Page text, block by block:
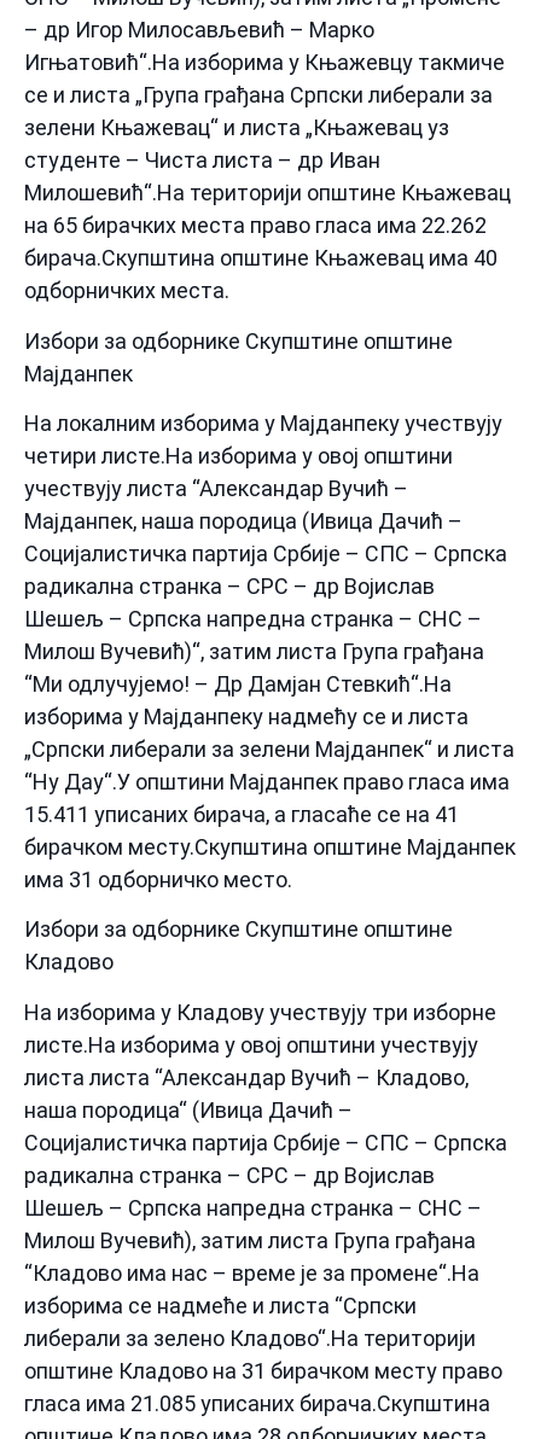
– др Игор Милосављевић – Марко
Игњатовић“.На изборима у Књажевцу такмиче
се и листа „Група грађана Српски либерали за
зелени Књажевац“ и листа „Књажевац уз
студенте – Чиста листа – др Иван
Милошевић“.На територији општине Књажевац
на 65 бирачких места право гласа има 22.262
бирача.Скупштина општине Књажевац има 40
одборничких места.
Избори за одборнике Скупштине општине
Мајданпек
На локалним изборима у Мајданпеку учествују
четири листе.На изборима у овој општини
учествују листа “Александар Вучић –
Мајданпек, наша породица (Ивица Дачић –
Социјалистичка партија Србије – СПС – Српска
радикална странка – СРС – др Војислав
Шешељ – Српска напредна странка – СНС –
Милош Вучевић)“, затим листа Група грађана
“Ми одлучујемо! – Др Дамјан Стевкић“.На
изборима у Мајданпеку надмећу се и листа
„Српски либерали за зелени Мајданпек“ и листа
“Ну Дау“.У општини Мајданпек право гласа има
15.411 уписаних бирача, а гласаће се на 41
бирачком месту.Скупштина општине Мајданпек
има 31 одборничко место.
Избори за одборнике Скупштине општине
Кладово
На изборима у Кладову учествују три изборне
листе.На изборима у овој општини учествују
листа листа “Александар Вучић – Кладово,
наша породица“ (Ивица Дачић –
Социјалистичка партија Србије – СПС – Српска
радикална странка – СРС – др Војислав
Шешељ – Српска напредна странка – СНС –
Милош Вучевић), затим листа Група грађана
“Кладово има нас – време је за промене“.На
изборима се надмеће и листа “Српски
либерали за зелено Кладово“.На територији
општине Кладово на 31 бирачком месту право
гласа има 21.085 уписаних бирача.Скупштина